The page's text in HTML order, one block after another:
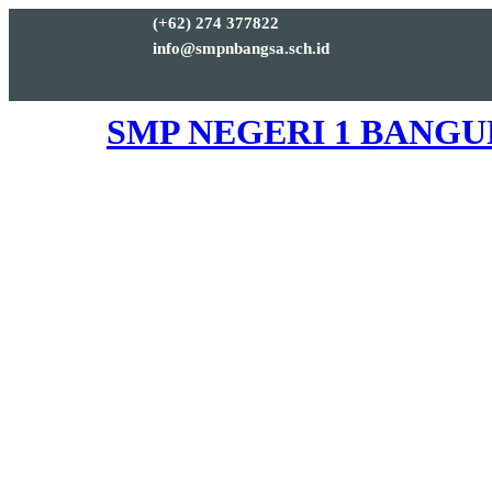
(+62) 274 377822
info@smpnbangsa.sch.id
SMP NEGERI 1